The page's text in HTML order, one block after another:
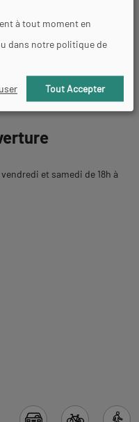
et samedi de 18h à
à tout moment en
dans notre politique de
Tout Accepter